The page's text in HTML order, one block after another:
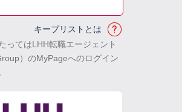
キープリストとは
ってはLHH転職エージェント
）のMyPageへのログイン